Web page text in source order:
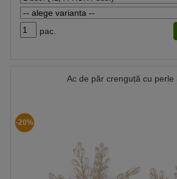
pac.
Ac de păr crenguță cu perle
-20%